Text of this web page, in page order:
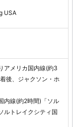
USA
アメリカ国内線(約3
後、ジャクソン・ホ
内線(約2時間)「ソル
ルトレイクシティ国